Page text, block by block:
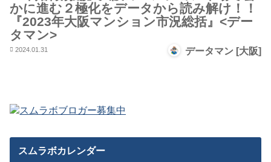
かに進む２極化をデータから読み解け！！
『2023年大阪マンション市況総括』<デー
タマン>
2024.01.31 データマン [大阪]
スムラボカレンダー